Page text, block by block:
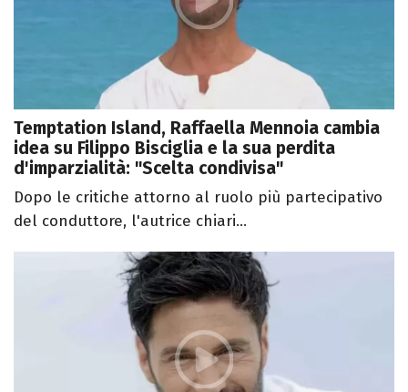
Temptation Island, Raffaella Mennoia cambia
idea su Filippo Bisciglia e la sua perdita
d'imparzialità: "Scelta condivisa"
Dopo le critiche attorno al ruolo più partecipativo
del conduttore, l'autrice chiari...